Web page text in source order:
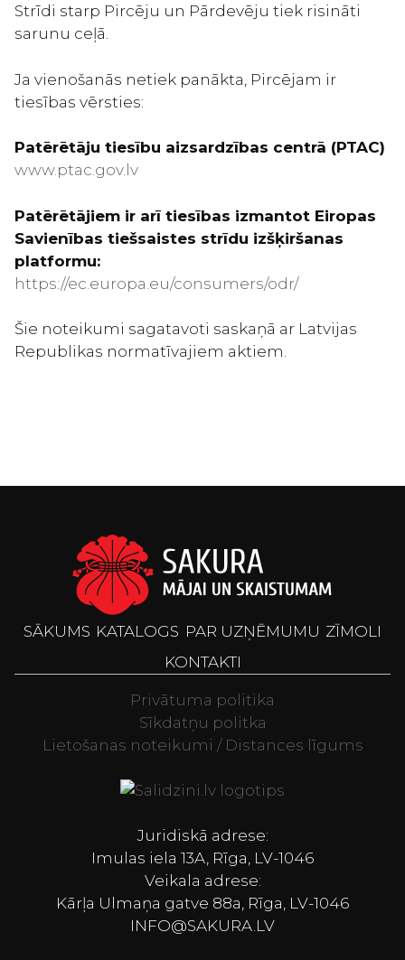
Strīdi starp Pircēju un Pārdevēju tiek risināti
sarunu ceļā.
Ja vienošanās netiek panākta, Pircējam ir
tiesības vērsties:
Patērētāju tiesību aizsardzības centrā (PTAC)
www.ptac.gov.lv
Patērētājiem ir arī tiesības izmantot Eiropas
Savienības tiešsaistes strīdu izšķiršanas
platformu:
https://ec.europa.eu/consumers/odr/
Šie noteikumi sagatavoti saskaņā ar Latvijas
Republikas normatīvajiem aktiem.
SĀKUMS KATALOGS PAR UZŅĒMUMU ZĪMOLI
KONTAKTI
Privātuma politika
Sīkdatņu politka
Lietošanas noteikumi / Distances līgums
Juridiskā adrese:
Imulas iela 13A, Rīga, LV-1046
Veikala adrese:
Kārļa Ulmaņa gatve 88a, Rīga, LV-1046
INFO@SAKURA.LV